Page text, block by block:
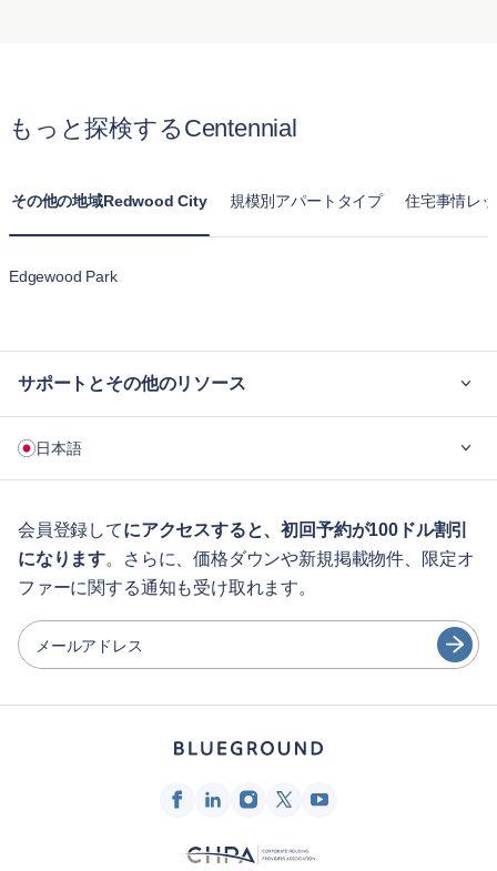
り、一時的なホテル宿泊以上に自宅のようにくつろげます。
もっと探検するCentennial
その他の地域Redwood City 規模別アパートタイプ 住宅事情レ
Edgewood Park
サポートとその他のリソース
企業向け
ゲスト向け特典サービス
シティガイド
パートナー
家具レンタル事業者
インフルエンサー＆アフィリエイト
日本語
English
Português
Español
会員登録してにアクセスすると、初回予約が100ドル割引
になります。さらに、価格ダウンや新規掲載物件、限定オ
ファーに関する通知も受け取れます。
メールアドレス